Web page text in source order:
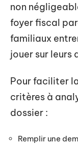
non
foyer fiscal
familiaux
jouer sur leurs
Pour faciliter
critères à
dossier :
Remplir une